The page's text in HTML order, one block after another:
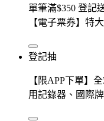
單筆滿$350 登記
【電子票券】特
登記抽
【限APP下單】
用記錄器、國際